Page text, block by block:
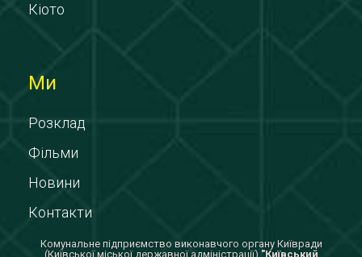
Кіото
Ми
Розклад
Фільми
Новини
Контакти
Комунальне підприємство виконавчого органу Київради
(Київської міської державної адміністрації) "Київський